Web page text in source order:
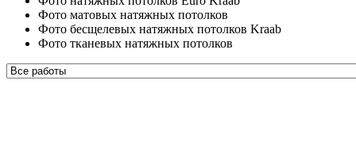
Фото матовых натяжных потолков
Фото бесщелевых натяжных потолков Kraab
Фото тканевых натяжных потолков